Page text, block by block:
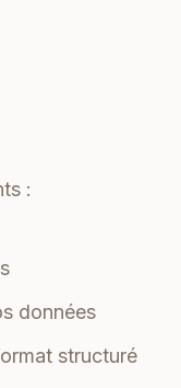
:
données
structuré